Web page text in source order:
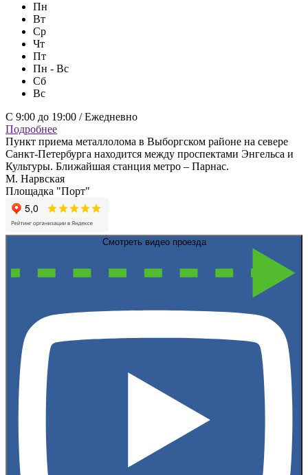
Пн
Вт
Ср
Чт
Пт
Пн - Вс
Сб
Вс
С 9:00 до 19:00 / Ежедневно
Подробнее
Пункт приема металлолома в Выборгском районе на севере
Санкт-Петербурга находится между проспектами Энгельса и
Культуры. Ближайшая станция метро – Парнас.
М. Нарвская
Площадка "Порт"
Смотреть видео проезда